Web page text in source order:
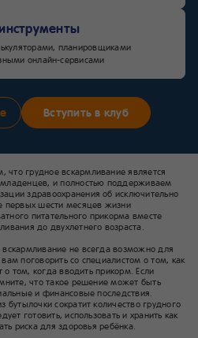
планировщиками
онлайн-сервисами
Вступить в клуб
грудное вскармливание является
и полностью поддерживаем
здравоохранения об исключительно
первых шести месяцев жизни
питательного прикорма вместе
до двухлетнего возраста.
не всегда возможно для
поговорить со специалистом о том, как
о том, когда вводить прикорм. Если
что такое решение может быть
и финансовые последствия.
бутылочки сократит количество грудного
готовить, использовать и хранить как
риска для здоровья ребёнка.